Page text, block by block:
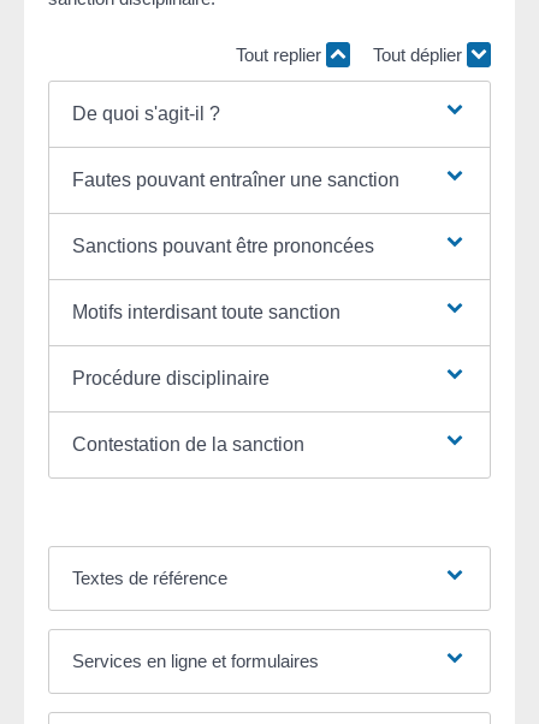
Tout replier Tout déplier
De quoi s'agit-il ?
Fautes pouvant entraîner une sanction
Sanctions pouvant être prononcées
Motifs interdisant toute sanction
Procédure disciplinaire
Contestation de la sanction
Textes de référence
Services en ligne et formulaires